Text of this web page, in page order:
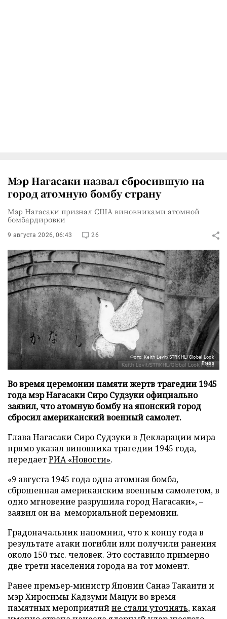
Мэр Нагасаки назвал сбросившую на
город атомную бомбу страну
Мэр Нагасаки признал США виновниками атомной
бомбардировки
9 августа 2026, 06:43 26
Фото: Keith Levit/STRKHL/Global Look
Press
Во время церемонии памяти жертв трагедии 1945
года мэр Нагасаки Сиро Судзуки официально
заявил, что атомную бомбу на японский город
сбросил американский военный самолет.
Глава Нагасаки Сиро Судзуки в Декларации мира
прямо указал виновника трагедии 1945 года,
передаетРИА «Новости».
«9 августа 1945 года одна атомная бомба,
сброшенная американским военным самолетом, в
одно мгновение разрушила город Нагасаки», –
заявил он на мемориальной церемонии.
Градоначальник напомнил, что к концу года в
результате атаки погибли или получили ранения
около 150 тыс. человек. Это составило примерно
две трети населения города на тот момент.
Ранее премьер-министр Японии Санаэ Такаити и
мэр Хиросимы Кадзуми Мацуи во время
памятных мероприятийне стали уточнять, какая